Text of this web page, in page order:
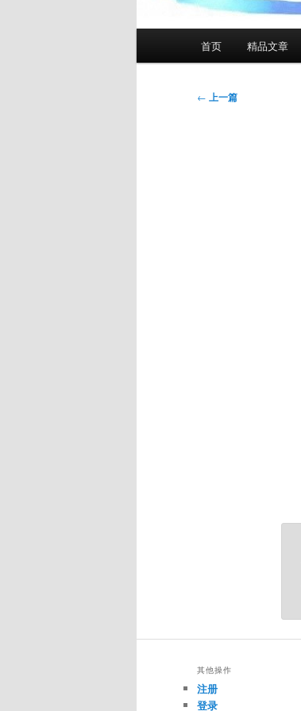
首页 精品文章
文
← 上一篇
其他操作
注册
登录